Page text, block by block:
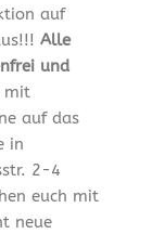
auf
Alle
und
mit
auf das
in
2-4
euch mit
neue